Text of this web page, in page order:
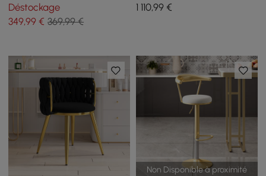
Déstockage
349,99 € 369,99 €
2 chaises
1 110,99€
Non Disponible à proximité